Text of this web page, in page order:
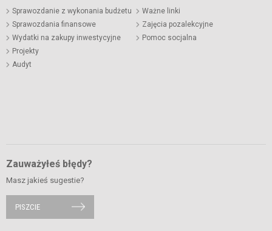
Sprawozdanie z wykonania budżetu
Sprawozdania finansowe
Wydatki na zakupy inwestycyjne
Projekty
Audyt
Ważne linki
Zajęcia pozalekcyjne
Pomoc socjalna
Zauważyłeś błędy?
Masz jakieś sugestie?
PISZCIE